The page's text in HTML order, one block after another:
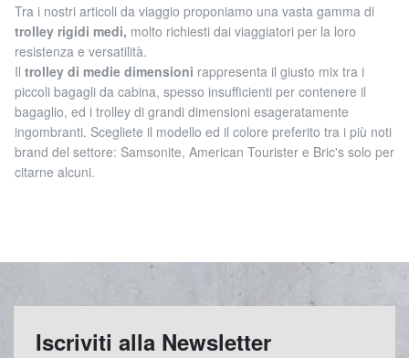
Tra i nostri articoli da viaggio proponiamo una vasta gamma di
trolley rigidi medi, molto richiesti dai viaggiatori per la loro
resistenza e versatilità.
Il trolley di medie dimensioni rappresenta il giusto mix tra i
piccoli bagagli da cabina, spesso insufficienti per contenere il
bagaglio, ed i trolley di grandi dimensioni esageratamente
ingombranti. Scegliete il modello ed il colore preferito tra i più noti
brand del settore: Samsonite, American Tourister e Bric's solo per
citarne alcuni.
Iscriviti alla Newsletter